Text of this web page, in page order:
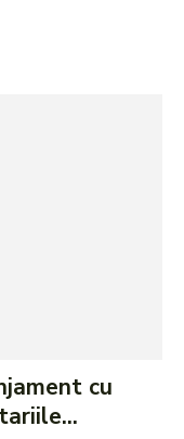
cu